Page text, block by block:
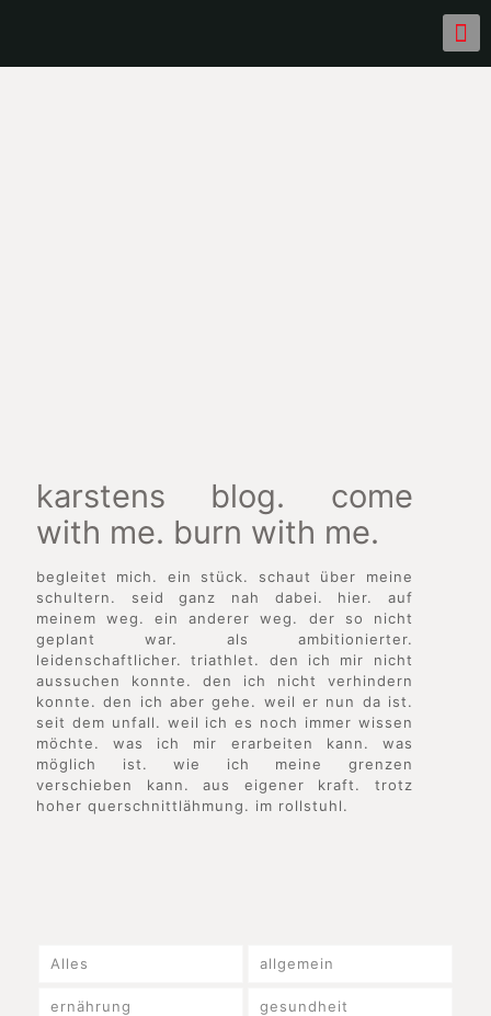
karstens blog. come
with me. burn with me.
begleitet mich. ein stück. schaut über meine
schultern. seid ganz nah dabei. hier. auf
meinem weg. ein anderer weg. der so nicht
geplant war. als ambitionierter.
leidenschaftlicher. triathlet. den ich mir nicht
aussuchen konnte. den ich nicht verhindern
konnte. den ich aber gehe. weil er nun da ist.
seit dem unfall. weil ich es noch immer wissen
möchte. was ich mir erarbeiten kann. was
möglich ist. wie ich meine grenzen
verschieben kann. aus eigener kraft. trotz
hoher querschnittlähmung. im rollstuhl.
Alles allgemein
ernährung gesundheit